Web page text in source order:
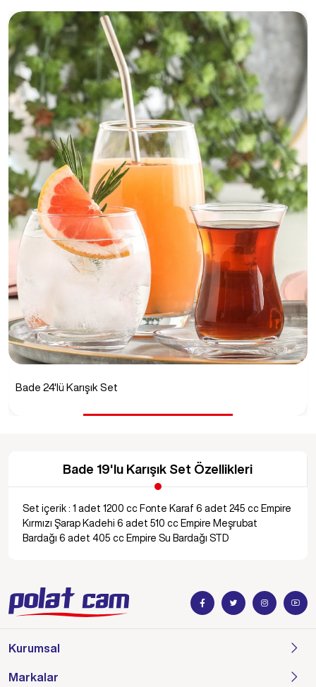
Brit 8'li Bardak Seti
Bade 19'lu Karışık Set Özellikleri
Set içerik : 1 adet 1200 cc Fonte Karaf 6 adet 245 cc Empire
Kırmızı Şarap Kadehi 6 adet 510 cc Empire Meşrubat
Bardağı 6 adet 405 cc Empire Su Bardağı STD
Kurumsal
Markalar